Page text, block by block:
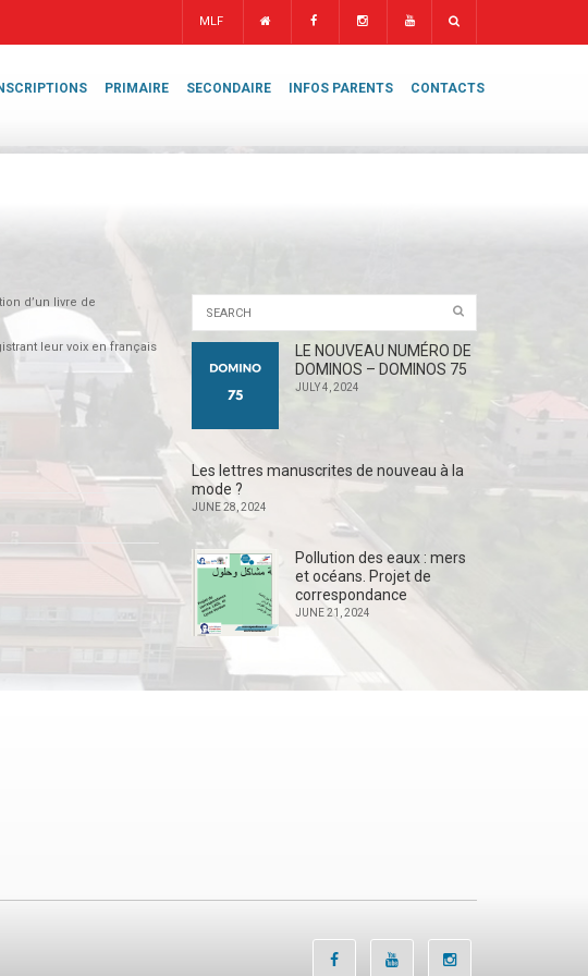
MLF
PRIMAIRE SECONDAIRE INFOS PARENTS CONTACTS
d’un livre de
leur voix en français
LE NOUVEAU NUMÉRO DE
DOMINOS – DOMINOS 75
JULY 4, 2024
Les lettres manuscrites de nouveau à la
mode ?
JUNE 28, 2024
Pollution des eaux : mers
et océans. Projet de
correspondance
JUNE 21, 2024